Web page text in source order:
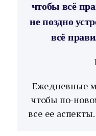
чтобы всё
не поздно
всё
Ежедневные
чтобы по-
все ее